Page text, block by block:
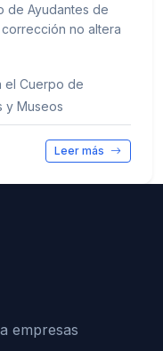
de Ayudantes de
no altera
el Cuerpo de
y Museos
Leer más
empresas